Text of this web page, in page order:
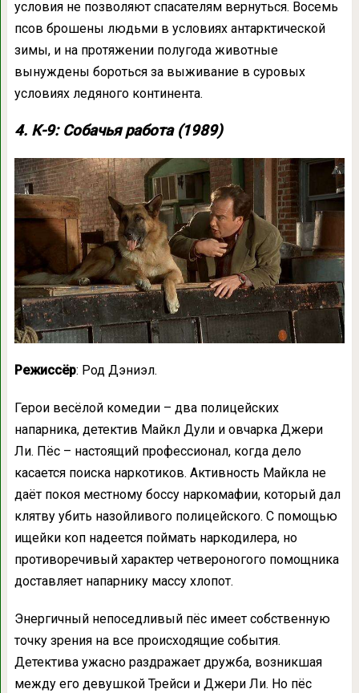
условия не позволяют спасателям вернуться. Восемь
псов брошены людьми в условиях антарктической
зимы, и на протяжении полугода животные
вынуждены бороться за выживание в суровых
условиях ледяного континента.
4. К-9: Собачья работа (1989)
Режиссёр: Род Дэниэл.
Герои весёлой комедии – два полицейских
напарника, детектив Майкл Дули и овчарка Джери
Ли. Пёс – настоящий профессионал, когда дело
касается поиска наркотиков. Активность Майкла не
даёт покоя местному боссу наркомафии, который дал
клятву убить назойливого полицейского. С помощью
ищейки коп надеется поймать наркодилера, но
противоречивый характер четвероногого помощника
доставляет напарнику массу хлопот.
Энергичный непоседливый пёс имеет собственную
точку зрения на все происходящие события.
Детектива ужасно раздражает дружба, возникшая
между его девушкой Трейси и Джери Ли. Но пёс